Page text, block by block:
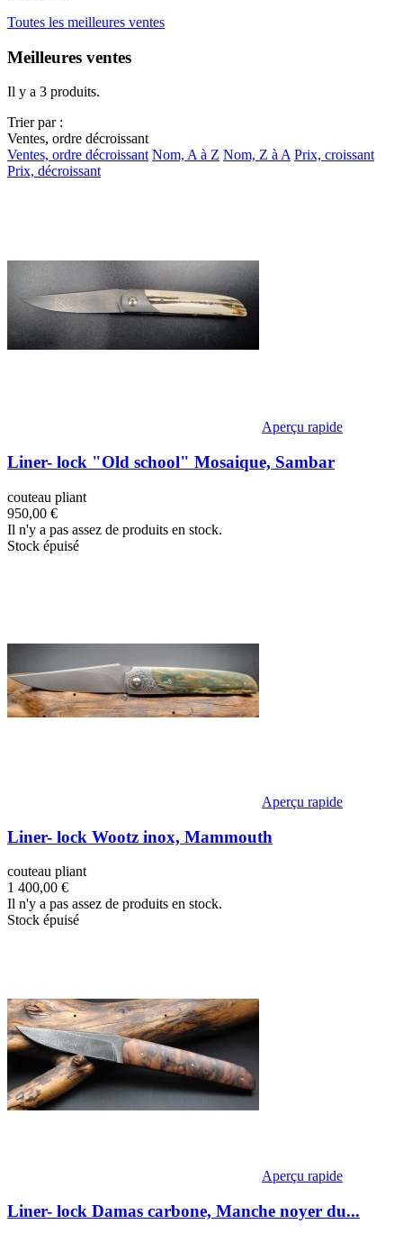
Toutes les meilleures ventes
Meilleures ventes
Il y a 3 produits.
Trier par :
Ventes, ordre décroissant
Ventes, ordre décroissant Nom, A à Z Nom, Z à A Prix, croissant
Prix, décroissant
Aperçu rapide
Liner- lock "Old school" Mosaique, Sambar
couteau pliant
950,00 €
Il n'y a pas assez de produits en stock.
Stock épuisé
Aperçu rapide
Liner- lock Wootz inox, Mammouth
couteau pliant
1 400,00 €
Il n'y a pas assez de produits en stock.
Stock épuisé
Aperçu rapide
Liner- lock Damas carbone, Manche noyer du...